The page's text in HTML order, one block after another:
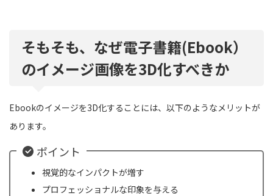
そもそも、なぜ電子書籍(Ebook）
のイメージ画像を3D化すべきか
Ebookのイメージを3D化することには、以下のようなメリットが
あります。
ポイント
視覚的なインパクトが増す
プロフェッショナルな印象を与える